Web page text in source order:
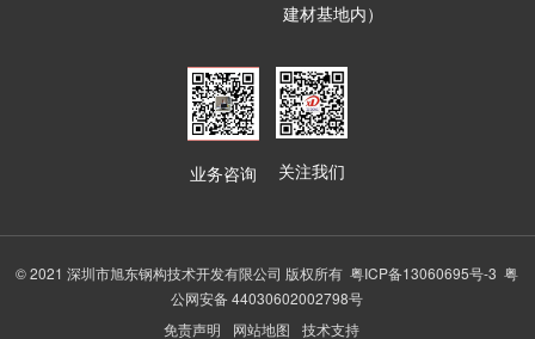
建材基地内）
业务咨询 关注我们
© 2021 深圳市旭东钢构技术开发有限公司 版权所有粤ICP备13060695号-3 粤
公网安备 44030602002798号
免责声明
网站地图 技术支持